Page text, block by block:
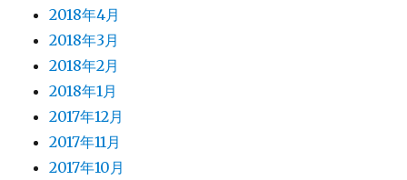
2018年4月
2018年3月
2018年2月
2018年1月
2017年12月
2017年11月
2017年10月